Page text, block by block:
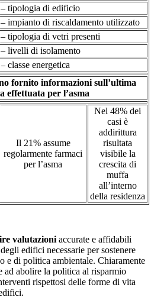
– tipologia di edificio
– impianto di riscaldamento utilizzato
– tipologia di vetri presenti
– livelli di isolamento
– classe energetica
fornito informazioni sull’ultima
effettuata per l’asma
Il 21% assume
regolarmente farmaci
per l’asma
Nel 48% dei
casi è
addirittura
risultata
visibile la
crescita di
muffa
all’interno
della residenza
valutazioniaccurate e affidabili
edifici necessarie per sostenere
e di politica ambientale. Chiaramente
ad abolire la politica al risparmio
rispettosi delle forme di vita